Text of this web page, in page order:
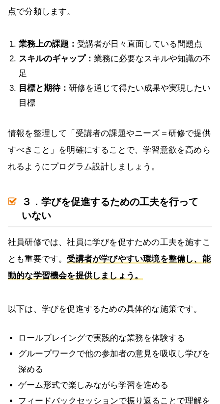
点で分類します。
業務上の課題： 受講者が日々直面している問題点
スキルのギャップ： 業務に必要なスキルや知識の不
足
目標と期待： 研修を通じて得たい成果や実現したい
目標
情報を整理して「受講者の課題やニーズ＝研修で提供
すべきこと」を明確にすることで、学習意欲を高めら
れるようにプログラム設計しましょう。
３．学びを促進するための工夫を行って
いない
社員研修では、社員に学びを促すための工夫を施すこ
とも重要です。 受講者が学びやすい環境を整備し、能
動的な学習機会を提供しましょう。
以下は、学びを促進するための具体的な施策です。
ロールプレイングで実践的な業務を体験する
グループワークで他の参加者の意見を吸収し学びを
深める
ゲーム形式で楽しみながら学習を進める
フィードバックセッションで振り返ることで理解を